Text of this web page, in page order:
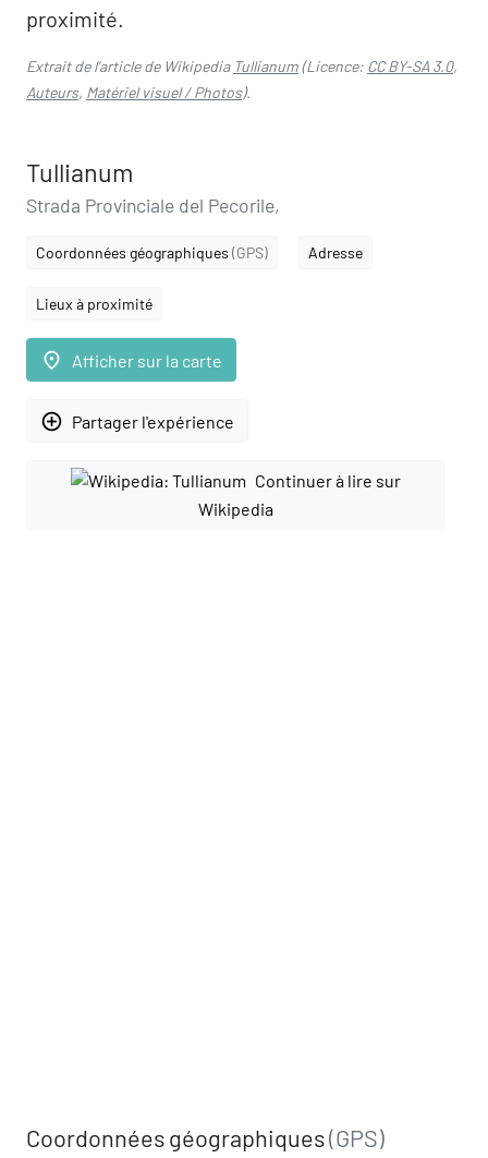
proximité.
Extrait de l'article de Wikipedia Tullianum(Licence: CC BY-SA 3.0,
Auteurs, Matériel visuel / Photos).
Tullianum
Strada Provinciale del Pecorile,
Coordonnées géographiques (GPS) Adresse
Lieux à proximité
place Afficher sur la carte
add_circle_outline Partager l'expérience
Continuer à lire sur
Wikipedia
Coordonnées géographiques(GPS)